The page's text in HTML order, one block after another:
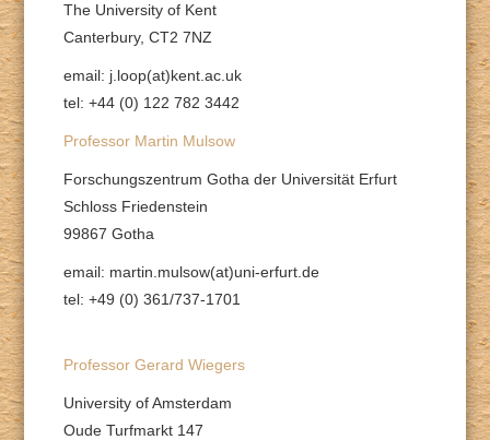
The University of Kent
Canterbury, CT2 7NZ
email: j.loop(at)kent.ac.uk
tel: +44 (0) 122 782 3442
Professor Martin Mulsow
Forschungszentrum Gotha der Universität Erfurt
Schloss Friedenstein
99867 Gotha
email: martin.mulsow(at)uni-erfurt.de
tel: +49 (0) 361/737-1701
Professor Gerard Wiegers
University of Amsterdam
Oude Turfmarkt 147